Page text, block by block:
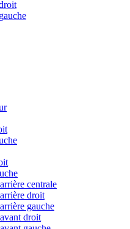
centrale
droit
gauche
droit